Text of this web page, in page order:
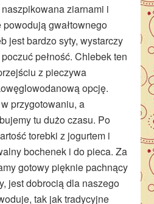
ziarnami i
powodują gwałtownego
jest bardzo syty, wystarczy
pełność. Chlebek ten
z pieczywa
opcję.
przygotowaniu, a
tu dużo czasu. Po
torebki z jogurtem i
bochenek i do pieca. Za
gotowy pięknie pachnący
jest dobrocią dla naszego
tak jak tradycyjne